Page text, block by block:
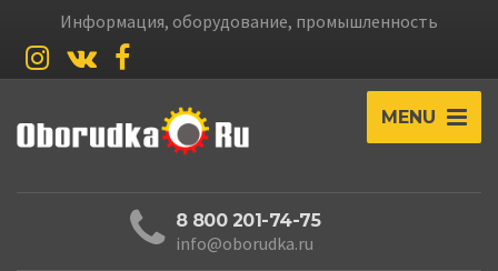
Информация, оборудование, промышленность
MENU
8 800 201-74-75
info@oborudka.ru